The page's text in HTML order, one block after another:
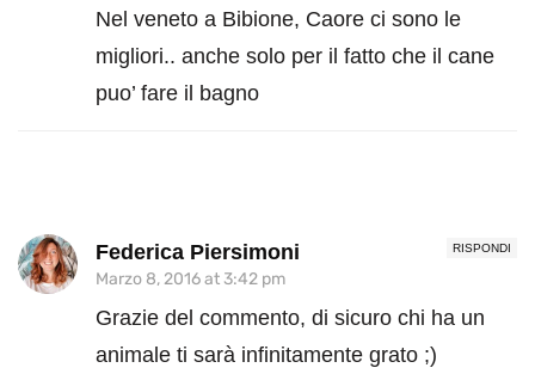
Nel veneto a Bibione, Caore ci sono le
migliori.. anche solo per il fatto che il cane
puo’ fare il bagno
RISPONDI
Federica Piersimoni
Marzo 8, 2016 at 3:42 pm
Grazie del commento, di sicuro chi ha un
animale ti sarà infinitamente grato ;)